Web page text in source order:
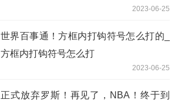
2023-06-25
世界百事通！方框内打钩符号怎么打的_
方框内打钩符号怎么打
2023-06-25
正式放弃罗斯！再见了，NBA！终于到